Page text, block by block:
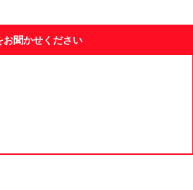
聞かせください